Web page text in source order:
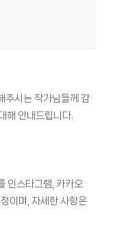
주시는 작가님들께 감
해 안내드립니다.
인스타그램, 카카오
이며, 자세한 사항은